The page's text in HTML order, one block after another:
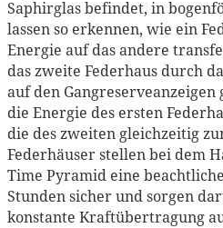
Saphirglas befindet, in
lassen so erkennen, wie ein
Energie auf das andere
das zweite Federhaus durch
auf den Gangreserveanzeigen
die Energie des ersten
die des zweiten gleichzeitig
Federhäuser stellen bei dem
Time Pyramid eine
Stunden sicher und sorgen
konstante Kraftübertragung